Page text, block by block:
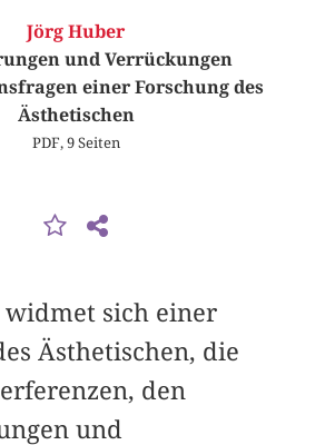
Jörg Huber
und Verrückungen
einer Forschung des
Ästhetischen
PDF, 9 Seiten
widmet sich einer
Ästhetischen, die
den
und